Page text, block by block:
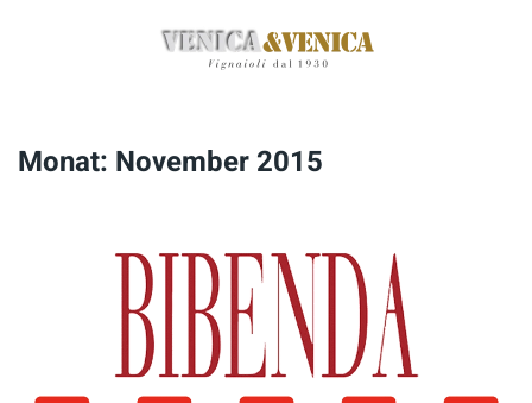
Monat: November 2015